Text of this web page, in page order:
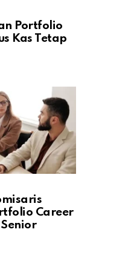
Portfolio
Kas Tetap
Career